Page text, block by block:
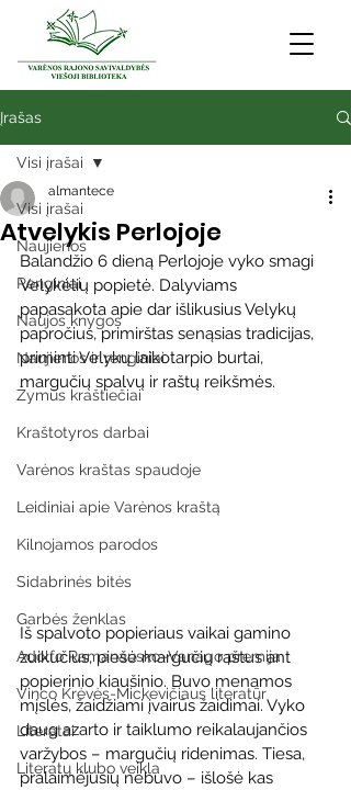
Įrašas
Visi įrašai
Naujienos
Renginiai
Naujos knygos
Naujienos ir renginiai
Žymūs kraštiečiai
Kraštotyros darbai
Varėnos kraštas spaudoje
Leidiniai apie Varėnos kraštą
Kilnojamos parodos
Sidabrinės bitės
Garbės ženklas
Adolfo Ramanausko–Vanago premija
Vinco Krėvės-Mickevičiaus literatūr
Literatai
Literatų klubo veikla
Visi įrašai
Atvelykis Perlojoje
almantece
Balandžio 6 dieną Perlojoje vyko smagi
Velykėlių popietė. Dalyviams
papasakota apie dar išlikusius Velykų
papročius, primirštas senąsias tradicijas,
priminti Velykų laikotarpio burtai,
margučių spalvų ir raštų reikšmės.
Iš spalvoto popieriaus vaikai gamino
zuikučius, piešė margučių raštus ant
popierinio kiaušinio. Buvo menamos
mįslės, žaidžiami įvairūs žaidimai. Vyko
daug azarto ir taiklumo reikalaujančios
varžybos – margučių ridenimas. Tiesa,
pralaimėjusių nebuvo – išlošė kas